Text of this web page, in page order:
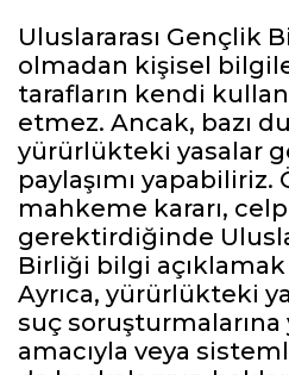
Uluslararası Gençlik
olmadan kişisel
tarafların kendi
etmez. Ancak, bazı
yürürlükteki yasalar
paylaşımı yapabiliriz.
mahkeme kararı,
gerektirdiğinde
Birliği bilgi
Ayrıca, yürürlükteki
suç soruşturmalarına
amacıyla veya